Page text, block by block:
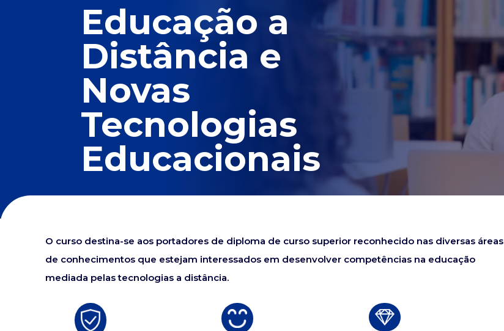
Educação a
Distância e
Novas
Tecnologias
Educacionais
O curso destina-se aos portadores de diploma de curso superior reconhecido nas diversas áreas
de conhecimentos que estejam interessados em desenvolver competências na educação
mediada pelas tecnologias a distância.